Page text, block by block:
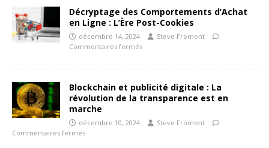
Décryptage des Comportements d’Achat
en Ligne : L’Ère Post-Cookies
décembre 14, 2024
Steve Fromont
Commentaires fermés
Blockchain et publicité digitale : La
révolution de la transparence est en
marche
décembre 10, 2024
Steve Fromont
Commentaires fermés